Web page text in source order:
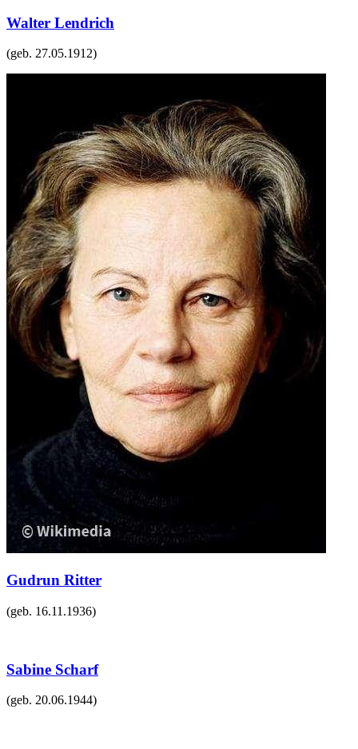
Walter Lendrich
(geb. 27.05.1912)
Gudrun Ritter
(geb. 16.11.1936)
Sabine Scharf
(geb. 20.06.1944)